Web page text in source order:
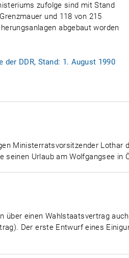
zufolge sind mit Stand
und 118 von 215
abgebaut worden
der DDR, Stand: 1. August 1990
Ministerratsvorsitzender Lothar
seinen Urlaub am Wolfgangsee in
über einen Wahlstaatsvertrag
Der erste Entwurf eines